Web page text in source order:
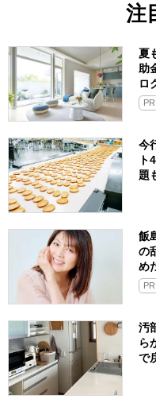
注
夏
助
ロ
PR
今
ト
題
飯
の
め
PR
汚
ら
で